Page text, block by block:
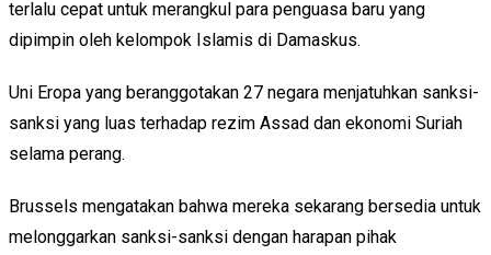
terlalu cepat untuk merangkul para penguasa baru yang
dipimpin oleh kelompok Islamis di Damaskus.
Uni Eropa yang beranggotakan 27 negara menjatuhkan sanksi-
sanksi yang luas terhadap rezim Assad dan ekonomi Suriah
selama perang.
Brussels mengatakan bahwa mereka sekarang bersedia untuk
melonggarkan sanksi-sanksi dengan harapan pihak